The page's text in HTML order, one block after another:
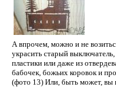
А впрочем, можно и не
украсить старый
пластики или даже из
бабочек, божьих коровок и
(фото 13) Или, быть может, вы